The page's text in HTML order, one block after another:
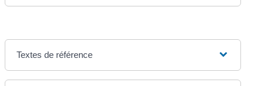
Textes de référence